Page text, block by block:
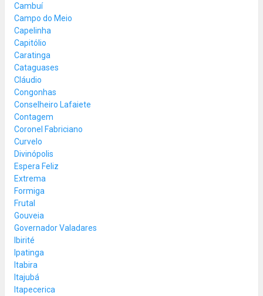
Cambuí
Campo do Meio
Capelinha
Capitólio
Caratinga
Cataguases
Cláudio
Congonhas
Conselheiro Lafaiete
Contagem
Coronel Fabriciano
Curvelo
Divinópolis
Espera Feliz
Extrema
Formiga
Frutal
Gouveia
Governador Valadares
Ibirité
Ipatinga
Itabira
Itajubá
Itapecerica